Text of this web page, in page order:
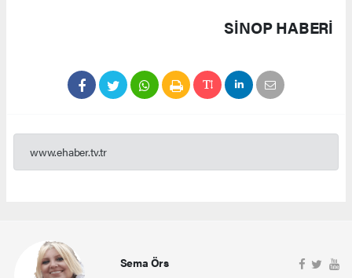
SINOP HABERİ
www.ehaber.tv.tr
Sema Örs